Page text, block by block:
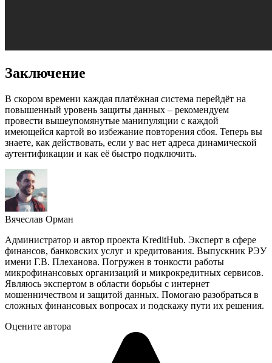
Заключение
В скором времени каждая платёжная система перейдёт на
повышенный уровень защиты данных – рекомендуем
провести вышеупомянутые манипуляции с каждой
имеющейся картой во избежание повторения сбоя. Теперь вы
знаете, как действовать, если у вас нет адреса динамической
аутентификации и как её быстро подключить.
Вячеслав Орман
Администратор и автор проекта KreditHub. Эксперт в сфере
финансов, банковских услуг и кредитования. Выпускник РЭУ
имени Г.В. Плеханова. Погружен в тонкости работы
микрофинансовых организаций и микрокредитных сервисов.
Являюсь экспертом в области борьбы с интернет
мошенничеством и защитой данных. Помогаю разобраться в
сложных финансовых вопросах и подскажу пути их решения.
Оцените автора